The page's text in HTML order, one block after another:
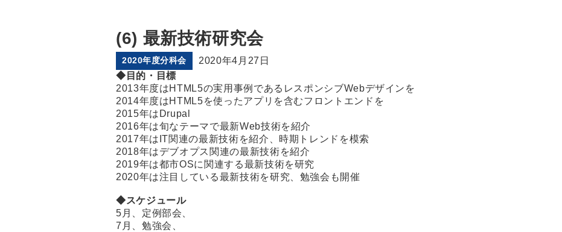
(6) 最新技術研究会
2020年度分科会
2020年4月27日
◆目的・目標
2013年度はHTML5の実用事例であるレスポンシブWebデザインを
2014年度はHTML5を使ったアプリを含むフロントエンドを
2015年はDrupal
2016年は旬なテーマで最新Web技術を紹介
2017年はIT関連の最新技術を紹介、時期トレンドを模索
2018年はデブオプス関連の最新技術を紹介
2019年は都市OSに関連する最新技術を研究
2020年は注目している最新技術を研究、勉強会も開催
◆スケジュール
5月、定例部会、
7月、勉強会、